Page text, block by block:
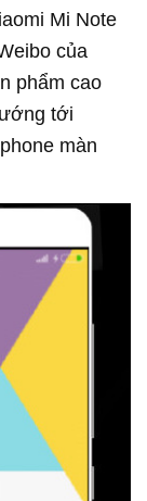
Mi Note
của
phẩm cao
tới
màn